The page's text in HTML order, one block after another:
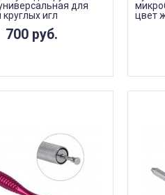
для
круглых игл
700 руб.
цвет